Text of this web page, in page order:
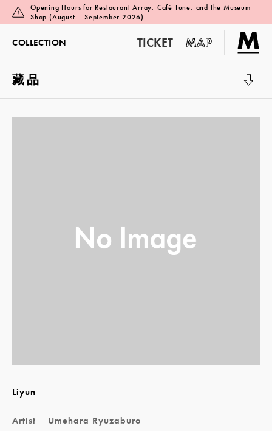
Opening Hours for Restaurant Array, Café Tune, and the Museum
Shop (August – September 2026)
COLLECTION TICKET MAP
藏品
Liyun
Artist
Umehara Ryuzaburo